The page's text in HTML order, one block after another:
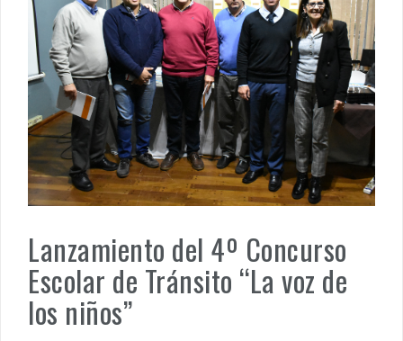
Lanzamiento del 4º Concurso
Escolar de Tránsito “La voz de
los niños”